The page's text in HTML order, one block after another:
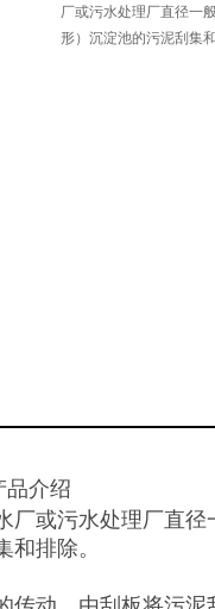
厂或污水处理厂直径一
形）沉淀池的污泥刮集和
品介绍
厂或污水处理厂直径
排除。